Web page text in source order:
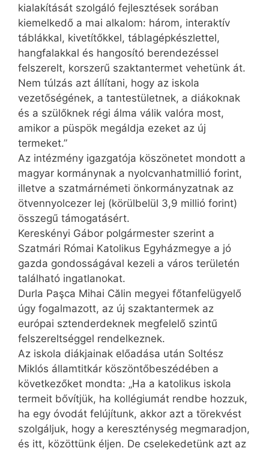
kialakítását szolgáló fejlesztések sorában
kiemelkedő a mai alkalom: három, interaktív
táblákkal, kivetítőkkel, táblagépkészlettel,
hangfalakkal és hangosító berendezéssel
felszerelt, korszerű szaktantermet vehetünk át.
Nem túlzás azt állítani, hogy az iskola
vezetőségének, a tantestületnek, a diákoknak
és a szülőknek régi álma válik valóra most,
amikor a püspök megáldja ezeket az új
termeket.”
Az intézmény igazgatója köszönetet mondott a
magyar kormánynak a nyolcvanhatmillió forint,
illetve a szatmárnémeti önkormányzatnak az
ötvennyolcezer lej (körülbelül 3,9 millió forint)
összegű támogatásért.
Kereskényi Gábor polgármester szerint a
Szatmári Római Katolikus Egyházmegye a jó
gazda gondosságával kezeli a város területén
található ingatlanokat.
Durla Paşca Mihai Călin megyei főtanfelügyelő
úgy fogalmazott, az új szaktantermek az
európai sztenderdeknek megfelelő szintű
felszereltséggel rendelkeznek.
Az iskola diákjainak előadása után Soltész
Miklós államtitkár köszöntőbeszédében a
következőket mondta: „Ha a katolikus iskola
termeit bővítjük, ha kollégiumát rendbe hozzuk,
ha egy óvodát felújítunk, akkor azt a törekvést
szolgáljuk, hogy a kereszténység megmaradjon,
és itt, közöttünk éljen. De cselekedetünk azt az